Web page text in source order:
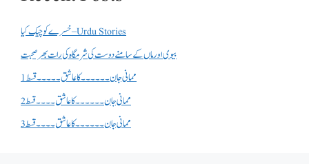
خسرے کو چیک کیا – Urdu Stories
بیوی اور ماں کے سامنے دوست کی شرمگاہ کی رات بھر صحبت
ممانی جان ۔۔۔۔۔۔کا عاشق ۔۔۔۔۔قسط 1
ممانی جان ۔۔۔۔۔۔کا عاشق ۔۔۔۔قسط 2
ممانی جان ۔۔۔۔۔۔کا عاشق ۔۔۔۔قسط 3